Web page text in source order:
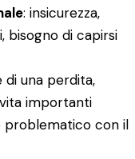
: insicurezza,
bisogno di capirsi
di una perdita,
importanti
problematico con il